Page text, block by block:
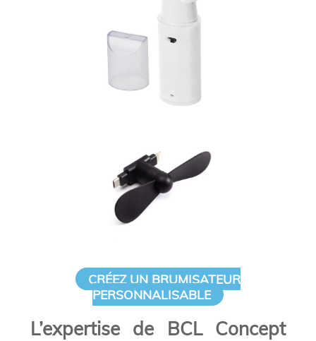
CRÉEZ UN BRUMISATEUR
PERSONNALISABLE
L’expertise de BCL Concept